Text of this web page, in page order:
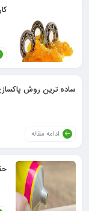
ساده ترین روش
ادامه مقاله